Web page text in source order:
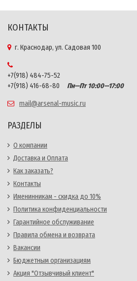
КОНТАКТЫ
г. Краснодар, ул. Садовая 100
+7(918) 484-75-52
+7(918) 416-68-80
Пн—Пт 10:00—17:00
mail@arsenal-music.ru
РАЗДЕЛЫ
О компании
Доставка и Оплата
Как заказать?
Контакты
Именинникам - скидка до 10%
Политика конфиденциальности
Гарантийное обслуживание
Правила обмена и возврата
Вакансии
Бюджетным организациям
Акция "Отзывчивый клиент"